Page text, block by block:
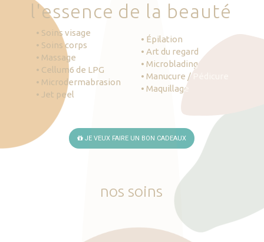
'essence de la beauté
• Soins visage
• Soins corps
• Massage
• Cellum6 de LPG
• Microdermabrasion
• Jet peel
• Épilation
• Art du regard
• Microblading
• Manucure / Pédicure
• Maquillage
JE VEUX FAIRE UN BON CADEAUX
nos soins